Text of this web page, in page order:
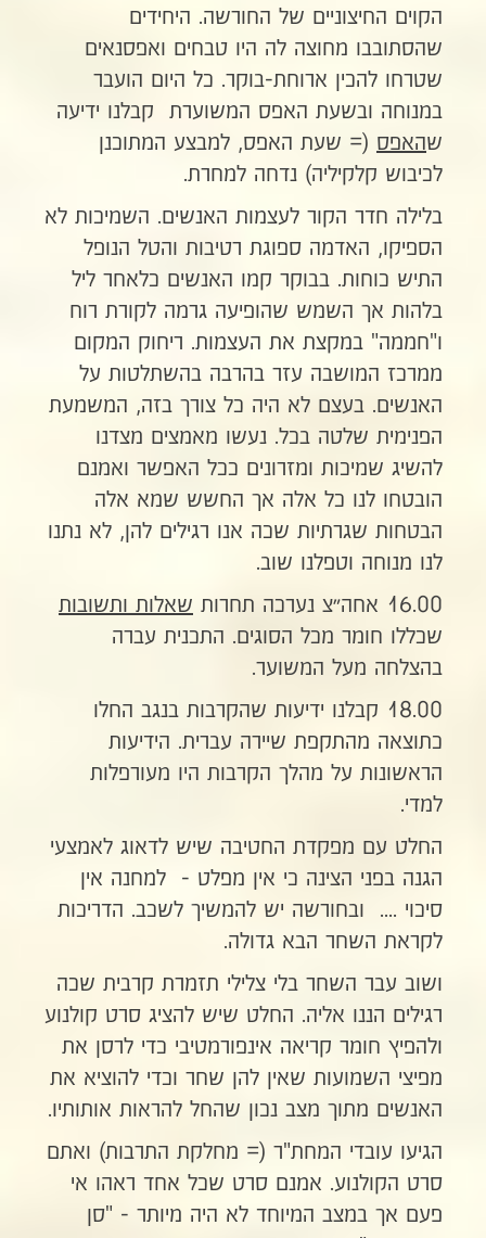
הקוים החיצוניים של החורשה. היחידים
שהסתובבו מחוצה לה היו טבחים ואפסנאים
שטרחו להכין ארוחת-בוקר. כל היום הועבר
במנוחה ובשעת האפס המשוערת קבלנו ידיעה
שהאפס (= שעת האפס, למבצע המתוכנן
לכיבוש קלקיליה) נדחה למחרת.
בלילה חדר הקור לעצמות האנשים. השמיכות לא
הספיקו, האדמה ספוגת רטיבות והטל הנופל
התיש כוחות. בבוקר קמו האנשים כלאחר ליל
בלהות אך השמש שהופיעה גרמה לקורת רוח
ו"חממה" במקצת את העצמות. ריחוק המקום
ממרכז המושבה עזר בהרבה בהשתלטות על
האנשים. בעצם לא היה כל צורך בזה, המשמעת
הפנימית שלטה בכל. נעשו מאמצים מצדנו
להשיג שמיכות ומזרונים ככל האפשר ואמנם
הובטחו לנו כל אלה אך החשש שמא אלה
הבטחות שגרתיות שכה אנו רגילים להן, לא נתנו
לנו מנוחה וטפלנו שוב.
16.00 אחה״צ נערכה תחרות
שאלות ותשובות
שכללו חומר מכל הסוגים. התכנית עברה
בהצלחה מעל המשוער.
18.00 קבלנו ידיעות שהקרבות בנגב החלו
כתוצאה מהתקפת שיירה עברית. הידיעות
הראשונות על מהלך הקרבות היו מעורפלות
למדי.
החלט עם מפקדת החטיבה שיש לדאוג לאמצעי
הגנה בפני הצינה כי אין מפלט - למחנה אין
סיכוי .... ובחורשה יש להמשיך לשכב. הדריכות
לקראת השחר הבא גדולה.
ושוב עבר השחר בלי צלילי תזמרת קרבית שכה
רגילים הננו אליה. החלט שיש להציג סרט קולנוע
ולהפיץ חומר קריאה אינפורמטיבי כדי לרסן את
מפיצי השמועות שאין להן שחר וכדי להוציא את
האנשים מתוך מצב נכון שהחל להראות אותותיו.
הגיעו עובדי המחת"ר (= מחלקת התרבות) ואתם
סרט הקולנוע. אמנם סרט שכל אחד ראהו אי
פעם אך במצב המיוחד לא היה מיותר - "סן